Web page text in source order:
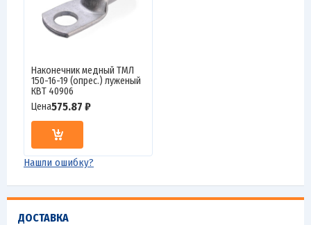
ДОСТАВКА
Наконечник медный ТМЛ
150-16-19 (опрес.) луженый
КВТ 40906
Цена575.87 ₽
Нашли ошибку?